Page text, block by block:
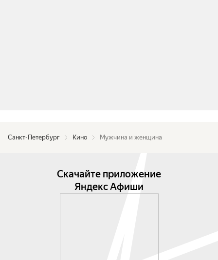
Санкт-Петербург Кино Мужчина и женщина
Скачайте приложение
Яндекс Афиши